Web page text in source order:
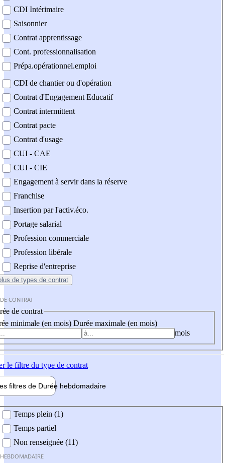
CDI Intérimaire
Saisonnier
Contrat apprentissage
Cont. professionnalisation
Prépa.opérationnel.emploi
CDI de chantier ou d'opération
Contrat d'Engagement Educatif
Contrat intermittent
Contrat pacte
Contrat d'usage
CUI - CAE
CUI - CIE
Engagement à servir dans la réserve
Franchise
Insertion par l'activ.éco.
Portage salarial
Profession commerciale
Profession libérale
Reprise d'entreprise
de types de contrat
CONTRAT
de contrat
minimale (en mois) Durée maximale (en mois)
mois
le filtre du type de contrat
filtres de Durée hebdomadaire
Temps plein (1)
Temps partiel
Non renseignée (11)